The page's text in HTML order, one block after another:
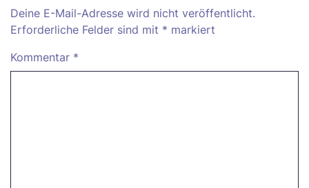
Deine E-Mail-Adresse wird nicht veröffentlicht.
Erforderliche Felder sind mit * markiert
Kommentar *